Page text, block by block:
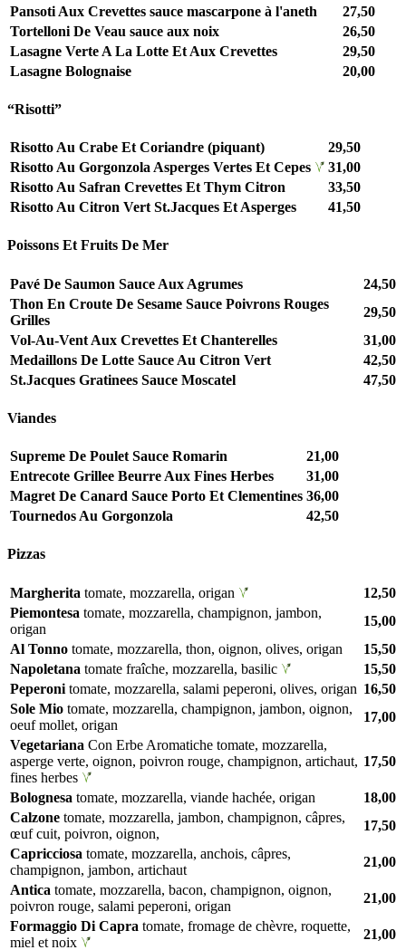
Pansoti Aux Crevettes sauce mascarpone à l'aneth
27,50
Tortelloni De Veau sauce aux noix
26,50
Lasagne Verte A La Lotte Et Aux Crevettes
29,50
Lasagne Bolognaise
20,00
“Risotti”
Risotto Au Crabe Et Coriandre (piquant)
29,50
Risotto Au Gorgonzola Asperges Vertes Et Cepes
31,00
Risotto Au Safran Crevettes Et Thym Citron
33,50
Risotto Au Citron Vert St.Jacques Et Asperges
41,50
Poissons Et Fruits De Mer
Pavé De Saumon Sauce Aux Agrumes
24,50
Thon En Croute De Sesame Sauce Poivrons Rouges
Grilles
29,50
Vol-Au-Vent Aux Crevettes Et Chanterelles
31,00
Medaillons De Lotte Sauce Au Citron Vert
42,50
St.Jacques Gratinees Sauce Moscatel
47,50
Viandes
Supreme De Poulet Sauce Romarin
21,00
Entrecote Grillee Beurre Aux Fines Herbes
31,00
Magret De Canard Sauce Porto Et Clementines 36,00
Tournedos Au Gorgonzola
42,50
Pizzas
Margherita tomate, mozzarella, origan
12,50
Piemontesa tomate, mozzarella, champignon, jambon,
origan
15,00
Al Tonno tomate, mozzarella, thon, oignon, olives, origan
15,50
Napoletana tomate fraîche, mozzarella, basilic
15,50
Peperoni tomate, mozzarella, salami peperoni, olives, origan 16,50
Sole Mio tomate, mozzarella, champignon, jambon, oignon,
oeuf mollet, origan
17,00
Vegetariana Con Erbe Aromatiche tomate, mozzarella,
asperge verte, oignon, poivron rouge, champignon, artichaut,
fines herbes
17,50
Bolognesa tomate, mozzarella, viande hachée, origan
18,00
Calzone tomate, mozzarella, jambon, champignon, câpres,
œuf cuit, poivron, oignon,
17,50
Capricciosa tomate, mozzarella, anchois, câpres,
champignon, jambon, artichaut
21,00
Antica tomate, mozzarella, bacon, champignon, oignon,
poivron rouge, salami peperoni, origan
21,00
Formaggio Di Capra tomate, fromage de chèvre, roquette,
miel et noix
21,00